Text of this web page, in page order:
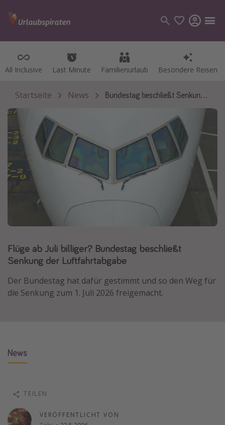
All Inclusive Last Minute Familienurlaub Besondere Reisen
Kategorien
Flüge
Hotel
Pauschalreisen
Kreuzfahrten
Reiseziele
Alle Reiseziele
Bodensee Urlaub
Gozo Urlaub
Goa Urlaub
Kefalonia Urlaub
Japan Rundreise
Alle Reisethemen
Wellnessurlaub
Startseite News Bundestag beschließt Senkung der Luftfahrtabgabe
Flüge ab Juli billiger? Bundestag beschließt
Senkung der Luftfahrtabgabe
Der Bundestag hat dafür gestimmt und so den Weg für
die Senkung zum 1. Juli 2026 freigemacht.
News
VERÖFFENTLICHT VON
TEILEN